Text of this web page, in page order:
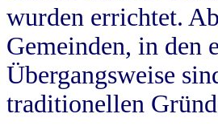
wurden errichtet.
Gemeinden, in den
Übergangsweise
traditionellen